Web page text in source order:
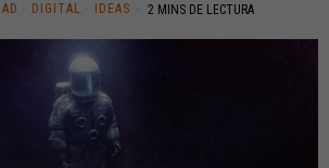
· DIGITAL · IDEAS 2 MINS DE LECTURA